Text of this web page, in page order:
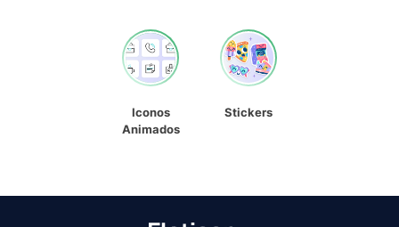
Iconos
Animados
Stickers